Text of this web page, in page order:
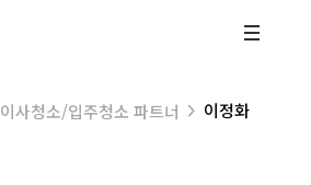
이사청소/입주청소 파트너 이정화